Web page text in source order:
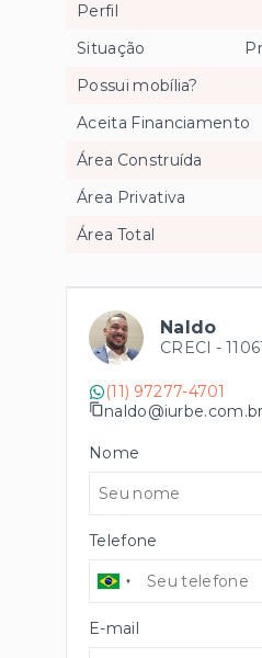
Perfil
Situação
Possui mobília?
Aceita Financiamento
Área Construída
Área Privativa
Área Total
Naldo
CRECI -
(11) 97277-4701
naldo@iurbe.com.br
Nome
Telefone
E-mail